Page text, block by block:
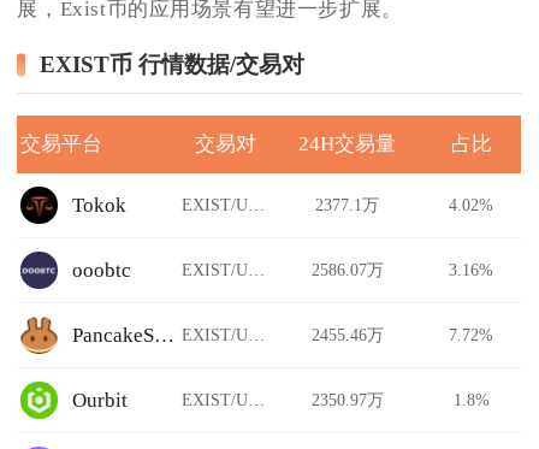
展，Exist币的应用场景有望进一步扩展。
EXIST币 行情数据/交易对
交易平台 交易对 24H交易量 占比
Tokok EXIST/USDT 2377.1万 4.02%
ooobtc EXIST/USDT 2586.07万 3.16%
PancakeSwap Stableswap EXIST/USDT 2455.46万 7.72%
Ourbit EXIST/USDT 2350.97万 1.8%